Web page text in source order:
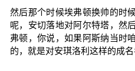
然后那个时候埃弗顿换帅的时
呢，安切落地对阿尔特塔，然
弗顿，你说，如果阿斯纳当时
的，就是对安琪洛利这样的成名